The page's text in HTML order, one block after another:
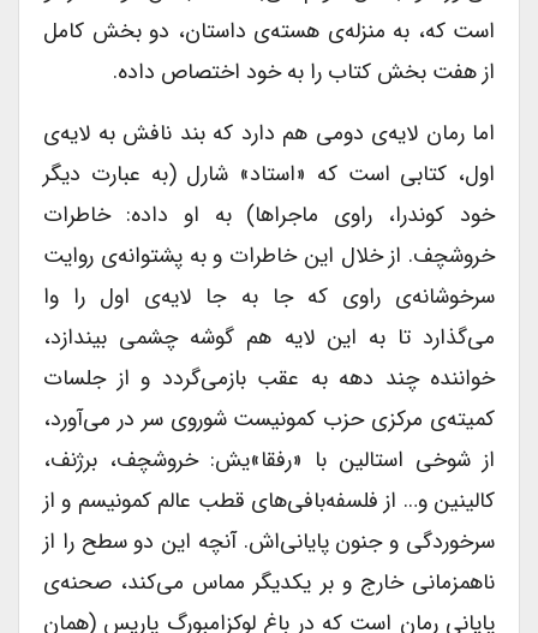
است که، به منزله‌ی هسته‌ی داستان، دو بخش کامل
از هفت بخش کتاب را به خود اختصاص داده.
اما رمان لایه‌ی دومی ‌هم دارد که بند نافش به لایه‌ی
اول، کتابی است که «استاد» شارل (به عبارت دیگر
خود کوندرا، راوی ماجراها) به او داده: خاطرات
خروشچف. از خلال این خاطرات و به پشتوانه‌ی روایت
سرخوشانه‌ی راوی که جا به جا لایه‌ی اول را وا
می‌گذارد تا به این لایه هم گوشه چشمی ‌بیندازد،
خواننده چند دهه به عقب باز‌می‌گردد و از جلسات
کمیته‌ی مرکزی حزب کمونیست شوروی سر در می‌آورد،
از شوخی استالین با «رفقا»یش: خروشچف، برژنف،
کالینین و… از فلسفه‌بافی‌های قطب عالم کمونیسم و از
سرخوردگی و جنون پایانی‌اش. آنچه این دو سطح را از
ناهمزمانی خارج و بر یکدیگر مماس می‌کند، صحنه‌ی
پایانی رمان است که در باغ لوکزامبورگ پاریس (همان